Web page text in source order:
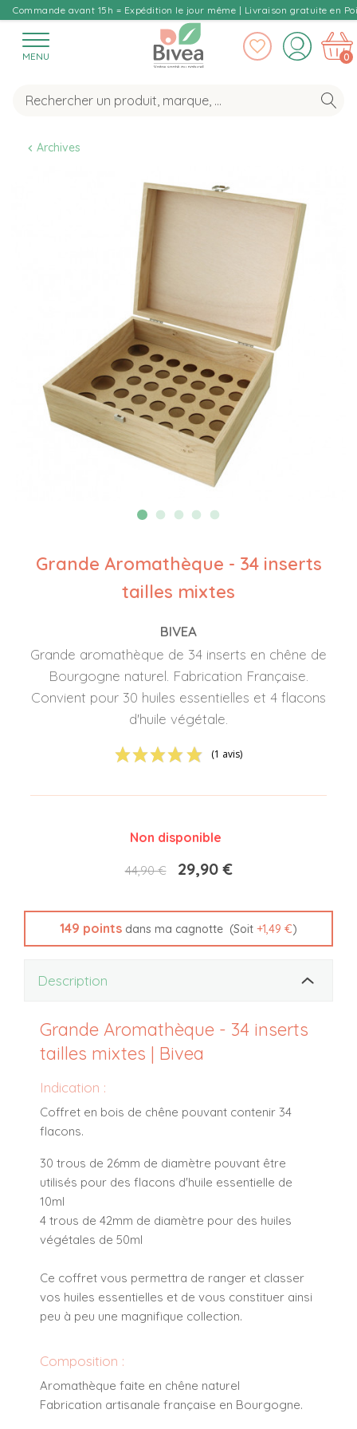
Commande avant 15h = Expédition le jour même | Livraison gratuite en
MENU 0
Archives
Grande Aromathèque - 34 inserts
tailles mixtes
BIVEA
Grande aromathèque de 34 inserts en chêne de
Bourgogne naturel. Fabrication Française.
Convient pour 30 huiles essentielles et 4 flacons
d'huile végétale.
(1 avis)
Non disponible
44,90 € 29,90 €
149 points dans ma cagnotte (Soit +1,49 €)
Description
Grande Aromathèque - 34 inserts
tailles mixtes | Bivea
Indication :
Coffret en bois de chêne pouvant contenir 34
flacons.
30 trous de 26mm de diamètre pouvant être
utilisés pour des flacons d'huile essentielle de
10ml
4 trous de 42mm de diamètre pour des huiles
végétales de 50ml
Ce coffret vous permettra de ranger et classer
vos huiles essentielles et de vous constituer ainsi
peu à peu une magnifique collection.
Composition :
Aromathèque faite en chêne naturel
Fabrication artisanale française en Bourgogne.